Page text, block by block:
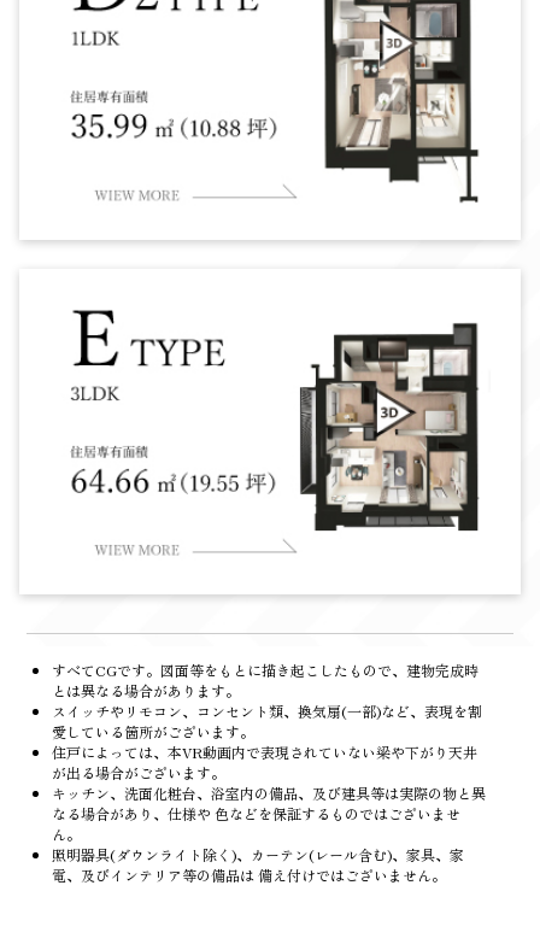
すべてCGです。図面等をもとに描き起こしたもので、建物完成時
とは異なる場合があります。
スイッチやリモコン、コンセント類、換気扇(一部)など、表現を割
愛している箇所がございます。
住戸によっては、本VR動画内で表現されていない梁や下がり天井
が出る場合がございます。
キッチン、洗面化粧台、浴室内の備品、及び建具等は実際の物と異
なる場合があり、仕様や 色などを保証するものではございませ
ん。
照明器具(ダウンライト除く)、カーテン(レール含む)、家具、家
電、及びインテリア等の備品は 備え付けではございません。